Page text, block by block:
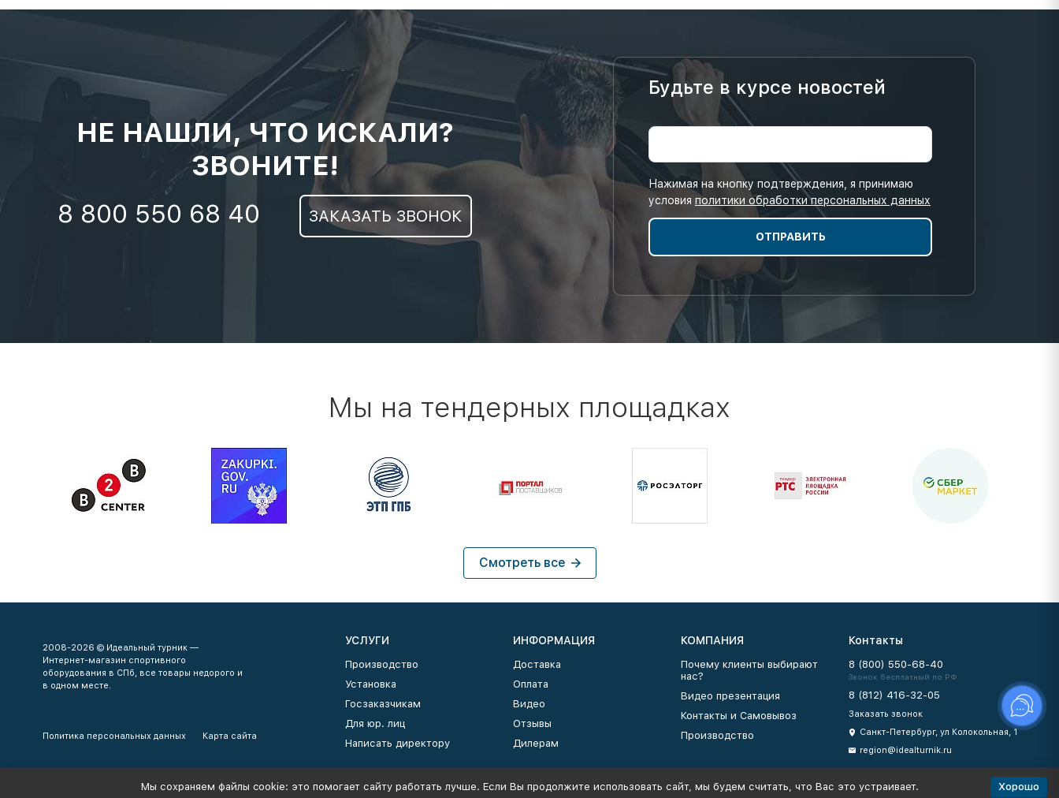
НЕ НАШЛИ, ЧТО ИСКАЛИ?
ЗВОНИТЕ!
8 800 550 68 40 ЗАКАЗАТЬ ЗВОНОК
Будьте в курсе новостей
Нажимая на кнопку подтверждения, я принимаю
условия политики обработки персональных данных
Мы на тендерных площадках
Смотреть все
2008-2026 © Идеальный турник —
Интернет-магазин спортивного
оборудования в СПб, все товары недорого и
в одном месте.
Политика персональных данных Карта сайта
УСЛУГИ
Производство
Установка
Госзаказчикам
Для юр. лиц
Написать директору
ИНФОРМАЦИЯ
Доставка
Оплата
Видео
Отзывы
Дилерам
КОМПАНИЯ
Почему клиенты выбирают
нас?
Видео презентация
Контакты и Самовывоз
Производство
Контакты
8 (800) 550-68-40
Звонок бесплатный по РФ
8 (812) 416-32-05
Заказать звонок
Санкт-Петербург, ул Колокольная, 1
region@idealturnik.ru
Мы сохраняем файлы cookie: это помогает сайту работать лучше. Если Вы продолжите использовать сайт, мы будем считать, что Вас это устраивает. Хорошо